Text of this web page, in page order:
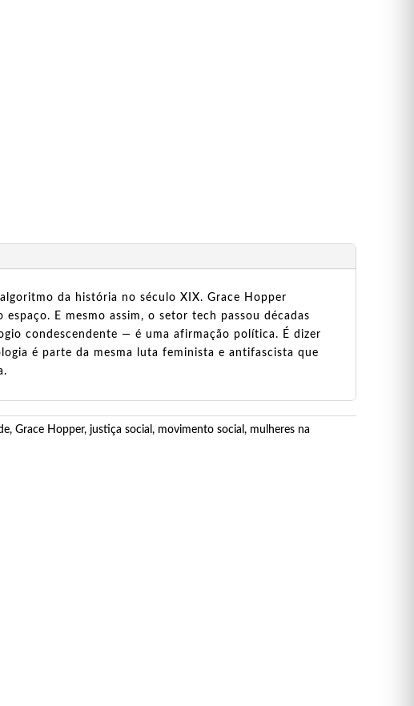
da história no século XIX. Grace Hopper
E mesmo assim, o setor tech passou décadas
condescendente — é uma afirmação política. É dizer
é parte da mesma luta feminista e antifascista que
, Grace Hopper, justiça social , movimento social , mulheres na